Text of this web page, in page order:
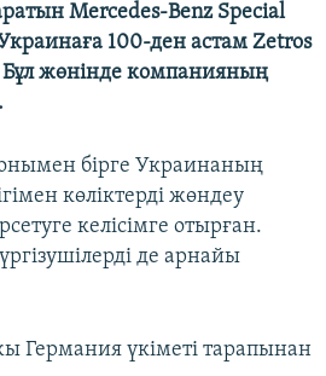
Mercedes-Benz Special
100-ден астам Zetros
Бұл жөнінде компанияның
бірге Украинаның
көліктерді жөндеу
келісімге отырған.
де арнайы
Германия үкіметі тарапынан